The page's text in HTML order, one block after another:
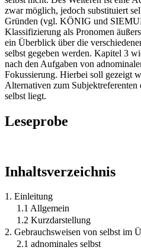
zwar möglich, jedoch substituiert
Gründen (vgl. KÖNIG und
Klassifizierung als Pronomen
ein Überblick über die
selbst gegeben werden. Kapitel 3
nach den Aufgaben von
Fokussierung. Hierbei soll gezeigt
Alternativen zum
selbst liegt.
Leseprobe
Inhaltsverzeichnis
1. Einleitung
1.1 Allgemein
1.2 Kurzdarstellung
2. Gebrauchsweisen von selbst im
2.1 adnominales selbst